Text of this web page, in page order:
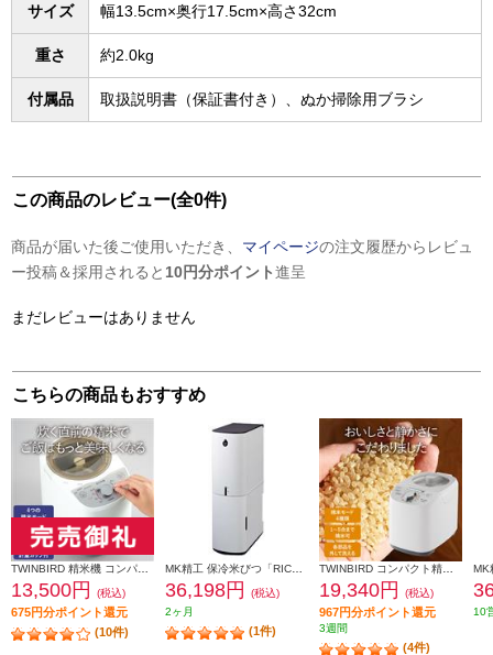
サイズ 幅13.5cm×奥行17.5cm×高さ32cm
重さ 約2.0kg
付属品 取扱説明書（保証書付き）、ぬか掃除用ブラシ
この商品のレビュー(全0件)
商品が届いた後ご使用いただき、 マイページの注文履歴からレビュ
ー投稿＆採用されると 10円分ポイント進呈
まだレビューはありません
こちらの商品もおすすめ
13,500円 (税込)
675円分ポイント還元
(10件)
36,198円
(税込)
2ヶ月
(1件)
19,340円 (税込)
967円分ポイント還元
3週間
(4件)
10